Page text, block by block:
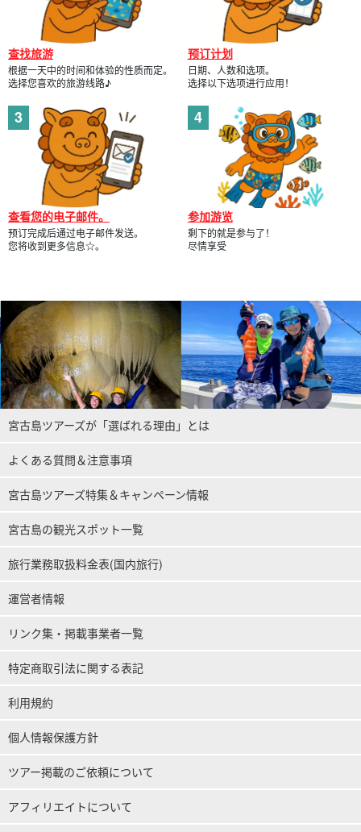
查找旅游
根据一天中的时间和体验的性质而定。
选择您喜欢的旅游线路♪
预订计划
日期、人数和选项。
选择以下选项进行应用！
查看您的电子邮件。
预订完成后通过电子邮件发送。
您将收到更多信息☆。
参加游览
剩下的就是参与了！
尽情享受
宮古島ツアーズが「選ばれる理由」とは
よくある質問＆注意事項
宮古島ツアーズ特集＆キャンペーン情報
宮古島の観光スポット一覧
旅行業務取扱料金表(国内旅行)
運営者情報
リンク集・掲載事業者一覧
特定商取引法に関する表記
利用規約
個人情報保護方針
ツアー掲載のご依頼について
アフィリエイトについて